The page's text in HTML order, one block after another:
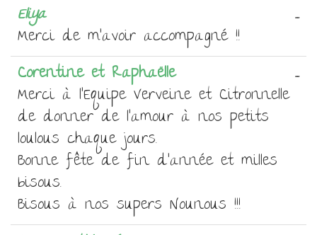
Eliya
Merci de m'avoir accompagné !!
...
Corentine et Raphaëlle
Merci à l'Equipe Verveine et Citronnelle
de donner de l'amour à nos petits
loulous chaque jours.
Bonne fête de fin d'année et milles
bisous.
Bisous à nos supers Nounous !!!
...